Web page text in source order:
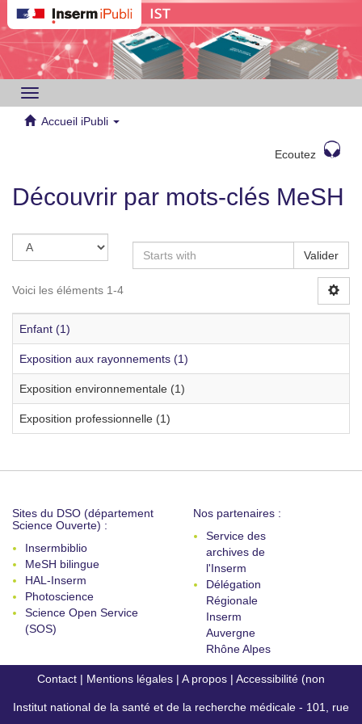
Toggle
navigation
Accueil iPubli
Ecoutez
Découvrir par mots-clés MeSH
Valider
Voici les éléments 1-4
Enfant (1)
Exposition aux rayonnements (1)
Exposition environnementale (1)
Exposition professionnelle (1)
Sites du DSO (département
Science Ouverte) :
Insermbiblio
MeSH bilingue
HAL-Inserm
Photoscience
Science Open Service
(SOS)
Nos partenaires :
Service des
archives de
l'Inserm
Délégation
Régionale
Inserm
Auvergne
Rhône Alpes
Contact | Mentions légales | A propos | Accessibilité (non
conforme)
Institut national de la santé et de la recherche médicale - 101, rue